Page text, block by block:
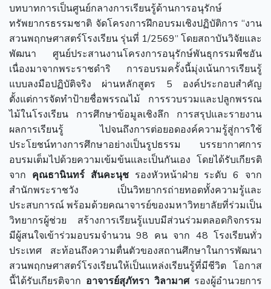
บทบาทการเป็นศูนย์กลางการเรียนรู้ด้านการอนุรักษ์
ทรัพยากรธรรมชาติ จัดโครงการฝึกอบรมเชิงปฏิบัติการ “งาน
สวนพฤกษศาสตร์โรงเรียน รุ่นที่ 1/2569” โดยสถาบันวิจัยและ
พัฒนา ศูนย์ประสานงานโครงการอนุรักษ์พันธุกรรมพืชอัน
เนื่องมาจากพระราชดำริ การอบรมครั้งนี้มุ่งเน้นการเรียนรู้
แบบลงมือปฏิบัติจริง ผ่านหลักสูตร 5 องค์ประกอบสำคัญ
ตั้งแต่การจัดทำป้ายชื่อพรรณไม้ การรวบรวมและปลูกพรรณ
ไม้ในโรงเรียน การศึกษาข้อมูลเชิงลึก การสรุปและรายงาน
ผลการเรียนรู้ ไปจนถึงการต่อยอดองค์ความรู้สู่การใช้
ประโยชน์ทางการศึกษาอย่างเป็นรูปธรรม บรรยากาศการ
อบรมเต็มไปด้วยความเข้มข้นและเป็นกันเอง โดยได้รับเกียรติ
จาก คุณธานินทร์ สันคะนุชรองหัวหน้าฝ่าย ระดับ 6 จาก
สำนักพระราชวัง เป็นวิทยากรถ่ายทอดทั้งความรู้และ
ประสบการณ์ พร้อมด้วยคณาจารย์ของมหาวิทยาลัยที่ร่วมเป็น
วิทยากรผู้ช่วย สร้างการเรียนรู้แบบมีส่วนร่วมตลอดกิจกรรม
มีผู้สนใจเข้าร่วมอบรมจำนวน 98 คน จาก 48 โรงเรียนทั่ว
ประเทศ สะท้อนถึงความตื่นตัวของสถานศึกษาในการพัฒนา
สวนพฤกษศาสตร์โรงเรียนให้เป็นแหล่งเรียนรู้ที่มีชีวิต โอกาส
นี้ได้รับเกียรติจาก อาจารย์สุภัทรา วิลามาศรองผู้อำนวยการ